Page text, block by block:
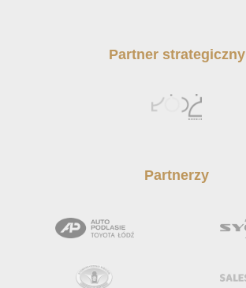
Partner strategiczny
Partnerzy